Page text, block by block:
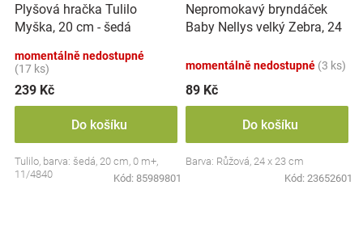
Plyšová hračka Tulilo
Myška, 20 cm - šedá
momentálně nedostupné
(17 ks)
239 Kč
Do košíku
Tulilo, barva: šedá, 20 cm, 0 m+,
11/4840
Kód: 85989801
Nepromokavý bryndáček
Baby Nellys velký Zebra, 24
momentálně nedostupné (3 ks)
89 Kč
Do košíku
Barva: Růžová, 24 x 23 cm
Kód: 23652601